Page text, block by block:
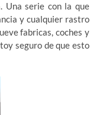
Una serie con la que
y cualquier rastro
fabricas, coches y
seguro de que esto